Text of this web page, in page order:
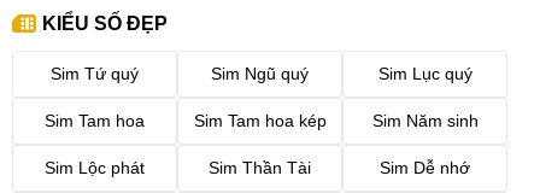
KIỂU SỐ ĐẸP
Sim Tứ quý Sim Ngũ quý Sim Lục quý
Sim Tam hoa Sim Tam hoa kép Sim Năm sinh
Sim Lộc phát Sim Thần Tài Sim Dễ nhớ